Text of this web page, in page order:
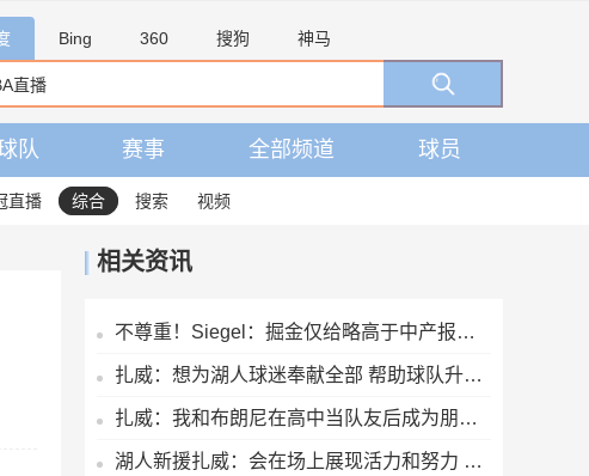
Bing 360 搜狗 神马
队 赛事 全部频道 球员
直播 综合 搜索 视频
相关资讯
不尊重！Siegel：掘金仅给略高于中产报价 沃特森已一脚迈出大门
扎威：想为湖人球迷奉献全部 帮助球队升起第18面冠军旗帜
扎威：我和布朗尼在高中当队友后成为朋友 很兴奋能再次并肩作战
湖人新援扎威：会在场上展现活力和努力 防守对方最好的球员